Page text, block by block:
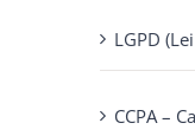
LGPD
CCPA –